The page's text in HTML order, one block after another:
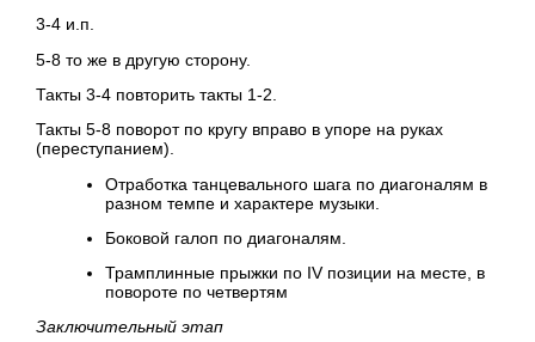
3-4 и.п.
5-8 то же в другую сторону.
Такты 3-4 повторить такты 1-2.
Такты 5-8 поворот по кругу вправо в упоре на руках
(переступанием).
Отработка танцевального шага по диагоналям в
разном темпе и характере музыки.
Боковой галоп по диагоналям.
Трамплинные прыжки по IV позиции на месте, в
повороте по четвертям
Заключительный этап